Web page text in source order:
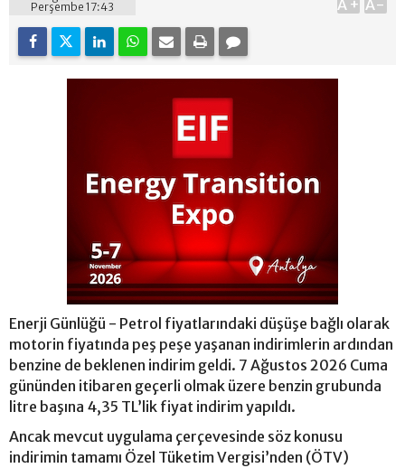
Perşembe 17:43
A+ A-
Enerji Günlüğü - Petrol fiyatlarındaki düşüşe bağlı olarak
motorin fiyatında peş peşe yaşanan indirimlerin ardından
benzine de beklenen indirim geldi. 7 Ağustos 2026 Cuma
gününden itibaren geçerli olmak üzere benzin grubunda
litre başına 4,35 TL’lik fiyat indirim yapıldı.
Ancak mevcut uygulama çerçevesinde söz konusu
indirimin tamamı Özel Tüketim Vergisi’nden (ÖTV)